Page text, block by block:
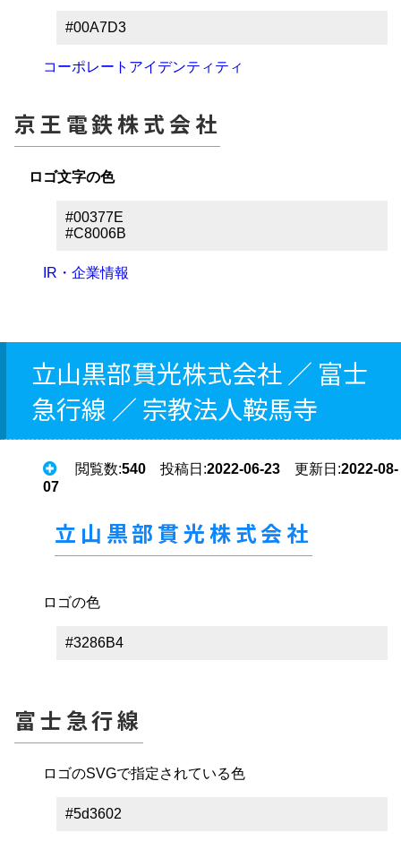
#00A7D3
コーポレートアイデンティティ
京王電鉄株式会社
ロゴ文字の色
#00377E
#C8006B
IR・企業情報
立山黒部貫光株式会社 ／ 富士
急行線 ／ 宗教法人鞍馬寺
閲覧数:540 投稿日:2022-06-23 更新日:2022-08-
07
立山黒部貫光株式会社
ロゴの色
#3286B4
富士急行線
ロゴのSVGで指定されている色
#5d3602